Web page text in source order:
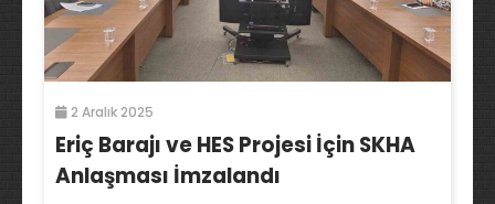
2 Aralık 2025
Eriç Barajı ve HES Projesi İçin SKHA
Anlaşması İmzalandı